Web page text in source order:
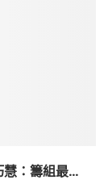
：籌組最...